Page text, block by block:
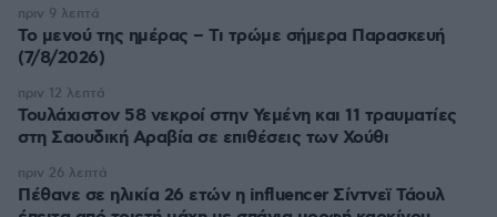
Το μενού της ημέρας – Τι τρώμε σήμερα Παρασκευή
(7/8/2026)
πριν 9 λεπτά
Τουλάχιστον 58 νεκροί στην Υεμένη και 11 τραυματίες
στη Σαουδική Αραβία σε επιθέσεις των Χούθι
πριν 12 λεπτά
Πέθανε σε ηλικία 26 ετών η influencer Σίντνεϊ Τάουλ
πριν 26 λεπτά